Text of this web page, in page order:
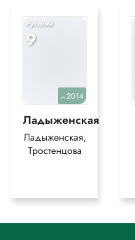
Русский
9
уч.2014
Ладыженская
Ладыженская,
Тростенцова